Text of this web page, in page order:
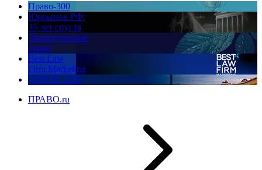
Право-300
Юррынок РФ:
35 лет спустя
Экологическое
право
Best Law
Firm Marketing
ПМЮФ 2026
ПРАВО.ru